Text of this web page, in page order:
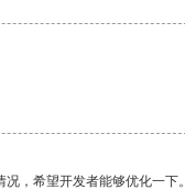
，希望开发者能够优化一下。